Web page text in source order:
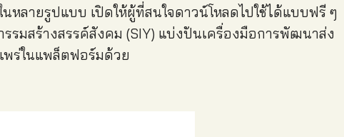
หลายรูปแบบ เปิดให้ผู้ที่สนใจดาวน์โหลดไปใช้ได้แบบฟรี ๆ
มสร้างสรรค์สังคม (SIY) แบ่งปันเครื่องมือการพัฒนาส่ง
พร่ในแพล็ตฟอร์มด้วย